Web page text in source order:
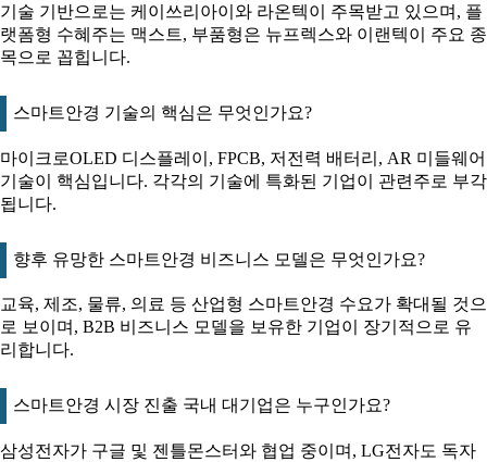
기술 기반으로는 케이쓰리아이와 라온텍이 주목받고 있으며, 플
랫폼형 수혜주는 맥스트, 부품형은 뉴프렉스와 이랜텍이 주요 종
목으로 꼽힙니다.
스마트안경 기술의 핵심은 무엇인가요?
마이크로OLED 디스플레이, FPCB, 저전력 배터리, AR 미들웨어
기술이 핵심입니다. 각각의 기술에 특화된 기업이 관련주로 부각
됩니다.
향후 유망한 스마트안경 비즈니스 모델은 무엇인가요?
교육, 제조, 물류, 의료 등 산업형 스마트안경 수요가 확대될 것으
로 보이며, B2B 비즈니스 모델을 보유한 기업이 장기적으로 유
리합니다.
스마트안경 시장 진출 국내 대기업은 누구인가요?
삼성전자가 구글 및 젠틀몬스터와 협업 중이며, LG전자도 독자